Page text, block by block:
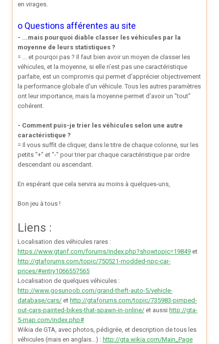
en virages.
o Questions afférentes au site
- ...mais pourquoi diable classer les véhicules par la
moyenne de leurs statistiques ?
= ... et pourqoi pas ? Il faut bien avoir un moyen de classer les
véhicules, et la moyenne, si elle n'est pas une caractéristique
parfaite, est un compromis qui permet d'apprécier objectivement
la performance globale d'un véhicule. Tous les autres paramètres
ont leur importance, mais la moyenne permet d'avoir un "tout"
cohérent.
- Comment puis-je trier les véhicules selon une autre
caractéristique ?
= Il vous suffit de cliquer, dans le titre de chaque colonne, sur les
petits "+" et "-" pour trier par chaque caractéristique par ordre
descendant ou ascendant.
En espérant que cela servira au moins à quelques-uns,
Bon jeu à tous !
Liens :
Localisation des véhicules rares :
https://www.gtanf.com/forums/index.php?showtopic=19849 et
http://gtaforums.com/topic/750521-modded-npc-car-
prices/#entry1066557565
Localisation de quelques véhicules :
http://www.gosunoob.com/grand-theft-auto-5/vehicle-
database/cars/ et http://gtaforums.com/topic/735983-pimped-
out-cars-painted-bikes-that-spawn-in-online/ et aussi http://gta-
5-map.com/index.php#
Wikia de GTA, avec photos, pédigrée, et description de tous les
véhicules (mais en anglais...) : http://gta.wikia.com/Main_Page